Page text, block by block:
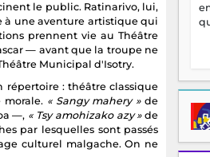
le public. Ratinarivo, lui,
à une aventure artistique qui
prennent vie au Théâtre
— avant que la troupe ne
Municipal d'Isotry.
répertoire : théâtre classique
morale. « Sangy mahery »de
—, « Tsy amohizako azy »de
par lesquelles sont passés
culturel malgache. On ne